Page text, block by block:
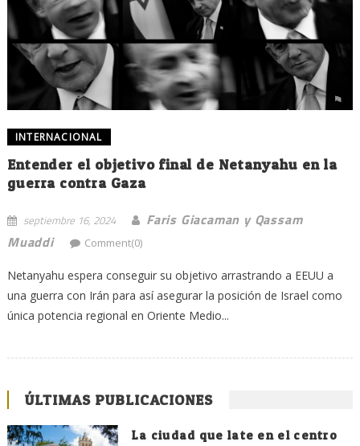
INTERNACIONAL
Entender el objetivo final de Netanyahu en la
guerra contra Gaza
septiembre 16, 2024
Faris Giacaman y Qassam
Muaddi
Comment(0)
Netanyahu espera conseguir su objetivo arrastrando a EEUU a
una guerra con Irán para así asegurar la posición de Israel como
única potencia regional en Oriente Medio...
ÚLTIMAS PUBLICACIONES
La ciudad que late en el centro